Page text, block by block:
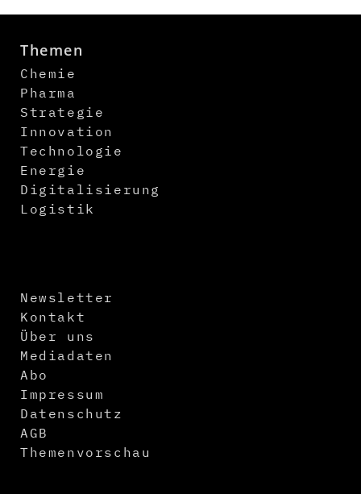
Themen
Chemie
Pharma
Strategie
Innovation
Technologie
Energie
Digitalisierung
Logistik
Newsletter
Kontakt
Über uns
Mediadaten
Abo
Impressum
Datenschutz
AGB
Themenvorschau